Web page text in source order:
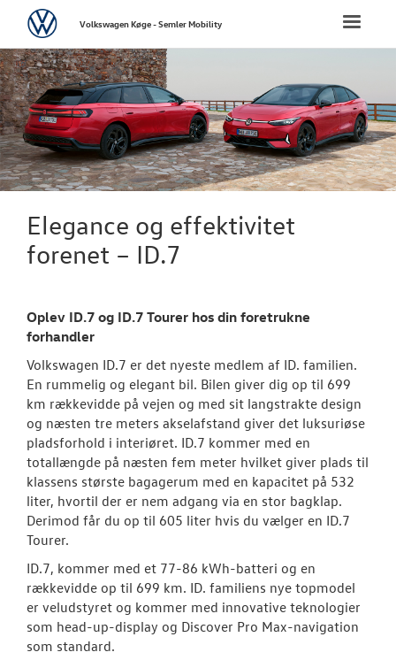
NYE
Bestil
Finansiering
Elektrisk
Modeller
ID.3 Neo
ID.4
ID.5
ID. Buzz
Aktuelle
Toggle
VolkswagenVolkswagen Køge - Semler Mobility
Elegance og effektivitet
forenet – ID.7
Oplev ID.7 og ID.7 Tourer hos din foretrukne
forhandler
Volkswagen ID.7 er det nyeste medlem af ID. familien.
En rummelig og elegant bil. Bilen giver dig op til 699
km rækkevidde på vejen og med sit langstrakte design
og næsten tre meters akselafstand giver det luksuriøse
pladsforhold i interiøret. ID.7 kommer med en
totallængde på næsten fem meter hvilket giver plads til
klassens største bagagerum med en kapacitet på 532
liter, hvortil der er nem adgang via en stor bagklap.
Derimod får du op til 605 liter hvis du vælger en ID.7
Tourer.
ID.7, kommer med et 77-86 kWh-batteri og en
rækkevidde op til 699 km. ID. familiens nye topmodel
er veludstyret og kommer med innovative teknologier
som head-up-display og Discover Pro Max-navigation
som standard.